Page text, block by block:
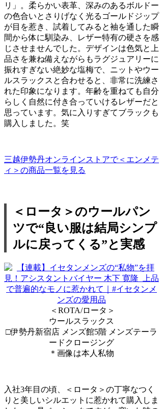
リ」。柔らかい表革、深みのあるボルドー
の色合いとさりげなく光るゴールドジップ
が目を惹き、試着してみると袖を通した瞬
間から体に馴染み、レザー特有の硬さを感
じさせませんでした。デザインは色気と上
品さを兼ね備えながらもラグジュアリーに
振れすぎない絶妙な塩梅で、ニットやウー
ルスラックスと合わせると、非常に洗練さ
れた印象になります。年齢を重ねても自分
らしく自然に付き合っていけるレザーだと
思っています。気に入りすぎてブラックも
購入しました。笑
三越伊勢丹オンラインストアで＜エンメテ
ィ＞の商品一覧を見る
＜ロータ＞のウールパン
ツで“良い服は結局シンプ
ルに戻ってくる”と実感
＜ROTA/ロータ＞
ウールスラックス
□伊勢丹新宿店 メンズ館5階 メンズテーラ
ードクロージング
＊画像は本人私物
入社3年目の頃、＜ロータ＞の丁寧なつく
りと美しいシルエットに惹かれて購入しま